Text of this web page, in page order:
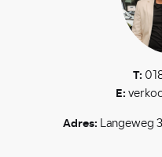
T:
E:
Adres: Langeweg